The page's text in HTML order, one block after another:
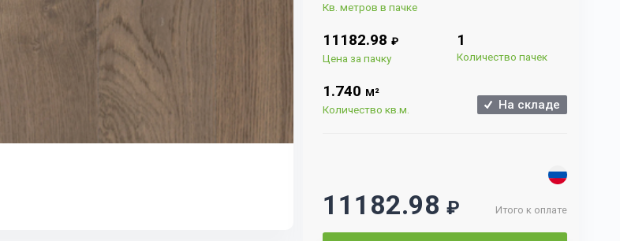
Кв. метров в пачке
11182.98 ₽
Цена за пачку
1
Количество пачек
1.740 М²
Количество кв.м. На складе
Итого к оплате
11182.98 ₽